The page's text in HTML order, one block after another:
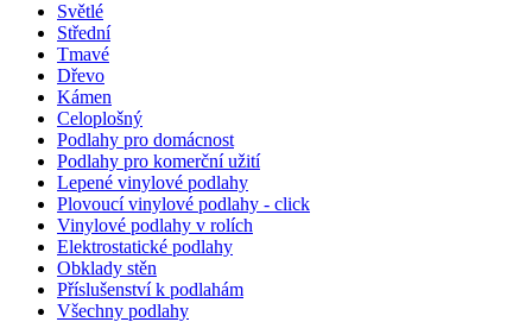
Světlé
Střední
Tmavé
Dřevo
Kámen
Celoplošný
Podlahy pro domácnost
Podlahy pro komerční užití
Lepené vinylové podlahy
Plovoucí vinylové podlahy - click
Vinylové podlahy v rolích
Elektrostatické podlahy
Obklady stěn
Příslušenství k podlahám
Všechny podlahy